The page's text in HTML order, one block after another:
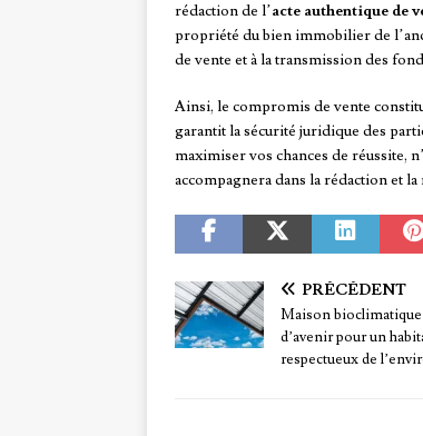
rédaction de l’acte authentique de
propriété du bien immobilier de
de vente et à la transmission des
Ainsi, le compromis de vente
garantit la sécurité juridique des
maximiser vos chances de réussite,
accompagnera dans la rédaction et
PRÉCÉDENT
Maison
d’avenir pour un
respectueux de